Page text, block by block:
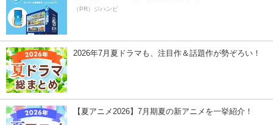
（PR）ジハンピ
2026年7月夏ドラマも、注目作＆話題作が勢ぞろい！
【夏アニメ2026】7月期夏の新アニメを一挙紹介！